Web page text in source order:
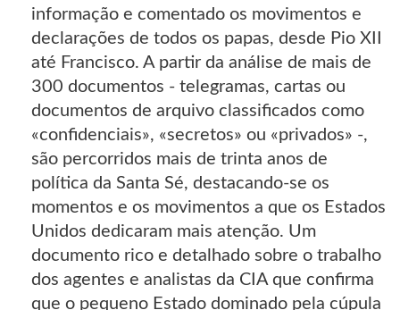
informação e comentado os movimentos e
declarações de todos os papas, desde Pio XII
até Francisco. A partir da análise de mais de
300 documentos - telegramas, cartas ou
documentos de arquivo classificados como
«confidenciais», «secretos» ou «privados» -,
são percorridos mais de trinta anos de
política da Santa Sé, destacando-se os
momentos e os movimentos a que os Estados
Unidos dedicaram mais atenção. Um
documento rico e detalhado sobre o trabalho
dos agentes e analistas da CIA que confirma
que o pequeno Estado dominado pela cúpula